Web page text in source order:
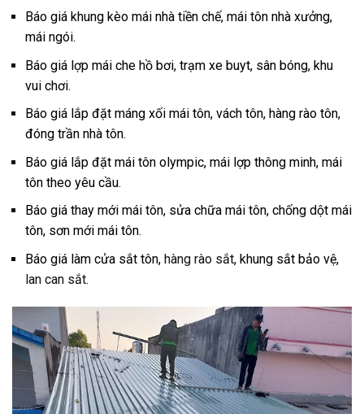
Báo giá khung kèo mái nhà tiền chế, mái tôn nhà xưởng,
mái ngói.
Báo giá lợp mái che hồ bơi, trạm xe buyt, sân bóng, khu
vui chơi.
Báo giá lắp đặt máng xối mái tôn, vách tôn, hàng rào tôn,
đóng trần nhà tôn.
Báo giá lắp đặt mái tôn olympic, mái lợp thông minh, mái
tôn theo yêu cầu.
Báo giá thay mới mái tôn, sửa chữa mái tôn, chống dột mái
tôn, sơn mới mái tôn.
Báo giá làm cửa sắt tôn, hàng rào sắt, khung sắt bảo vệ,
lan can sắt.